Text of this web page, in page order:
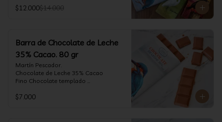
$12.000$14.000
Barra de Chocolate de Leche
35% Cacao. 80 gr
Martín Pescador.
Chocolate de Leche 35% Cacao
Fino Chocolate templado
leche, notas de caramelo, especias y
$7.000